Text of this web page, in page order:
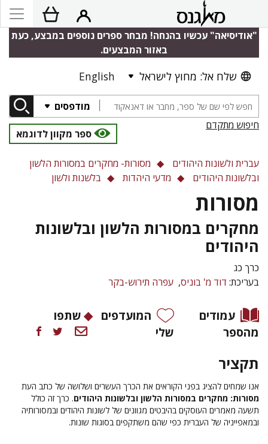
"אודיסיאה" עכשיו בהנחה! מבחר ספרים נוספים במבצע, כעת
באזור המבצעים.
שלח אל: מחוץ לישראל English
מודפסים
חיפוש מתקדם
ספר מקוון לדוגמא
עברית ולשונות היהודים
מסורות- מחקרים במסורות הלשון
ובלשונות היהודים
מדעי היהדות בלשנות ולשון
מסורות
מחקרים במסורות הלשון ובלשונות
היהודים
כרך כג
בעריכת: דוד מ' בוניס עפרה תירוש-בקר
עמודים
מהספר
המועדפים
שלי
שתפו
תקציר
אנו שמחים להציג בפני הקוראים את הכרך העשרים ושלושה של כתב העת
מסורות: מחקרים במסורות הלשון ובלשונות היהודים. כרך זה כולל
תשעה מאמרים העוסקים בהיבטים מגוונים של לשונות היהודים ובמסורותיה
ובמאפייניה של העברית כפי שהם משתקפים בסוגות שונות.